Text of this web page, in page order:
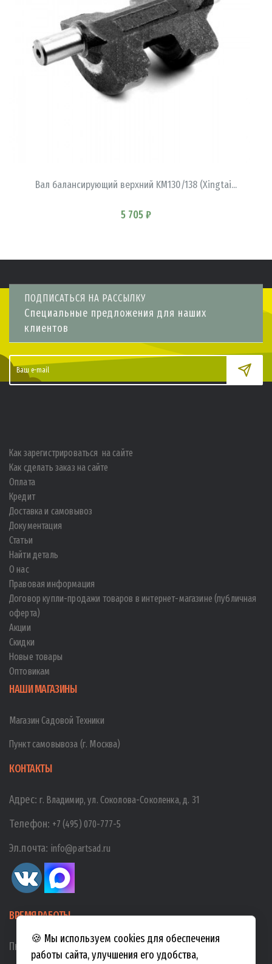
Вал балансирующий верхний KM130/138 (Xingtai...
5 705 ₽
ПОДПИСАТЬСЯ НА РАССЫЛКУ
Специальные предложения для наших
клиентов
Как зарегистрироваться на сайте
Как сделать заказ на сайте
Оплата
Кредит
Доставка и самовывоз
Документация
Статьи
Найти деталь
О нас
Правовая информация
Договор купли-продажи товаров в интернет-магазине (публичная
оферта)
Акции
Скидки
Новые товары
Оптовикам
НАШИ МАГАЗИНЫ
Магазин Садовой Техники
Пункт самовывоза (г. Москва)
КОНТАКТЫ
Адрес:г. Владимир, ул. Соколова-Соколенка, д. 31
Телефон: +7 (495) 070-777-5
Эл.почта: info@partsad.ru
ВРЕМЯ РАБОТЫ
Пн-Пт: 10:00-19:00
🍪 Мы используем cookies для обеспечения
работы сайта, улучшения его удобства,